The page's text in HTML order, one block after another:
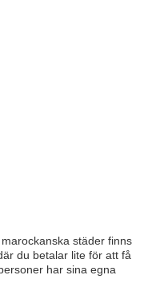
städer finns
du betalar lite för att få
har sina egna